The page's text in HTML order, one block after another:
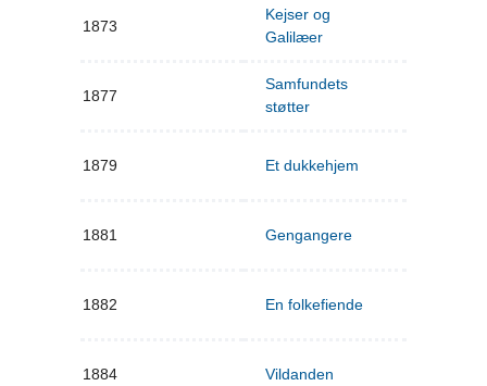
1873
Kejser og
Galilæer
1877
Samfundets
støtter
1879 Et dukkehjem
1881 Gengangere
1882 En folkefiende
1884 Vildanden